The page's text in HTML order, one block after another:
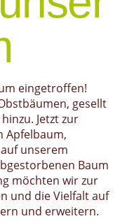
eingetroffen!
gesellt
Jetzt zur
Apfelbaum,
unserem
Baum
möchten wir zur
und die Vielfalt auf
und erweitern.